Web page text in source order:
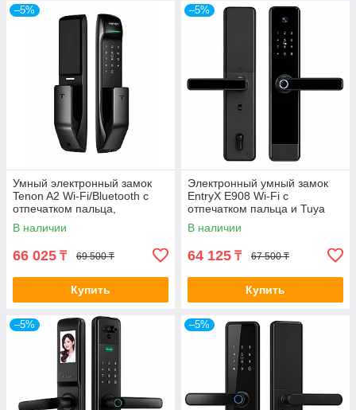
–5%
Умный электронный замок
Tenon A2 Wi-Fi/Bluetooth с
отпечатком пальца,
приложением Tuya и
удаленным доступом
В наличии
66 025 ₸ 69 500 ₸
Купить
–5%
Электронный умный замок
EntryX E908 Wi-Fi с
отпечатком пальца и Tuya
В наличии
64 125 ₸ 67 500 ₸
Купить
–5% –5%